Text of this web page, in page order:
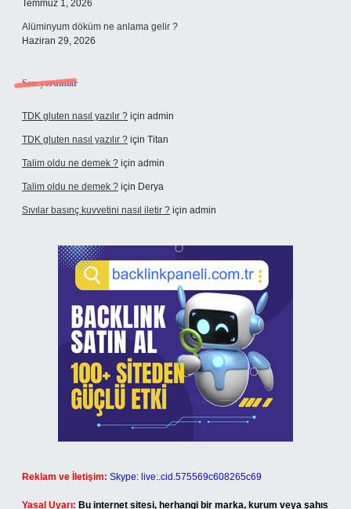
Temmuz 1, 2026
Alüminyum döküm ne anlama gelir ?
Haziran 29, 2026
Son yorumlar
TDK gluten nasıl yazılır ? için admin
TDK gluten nasıl yazılır ? için Titan
Talim oldu ne demek ? için admin
Talim oldu ne demek ? için Derya
Sıvılar basınç kuvvetini nasıl iletir ? için admin
Reklam ve İletişim: Skype: live:.cid.575569c608265c69
Yasal Uyarı: Bu internet sitesi, herhangi bir marka, kurum veya şahıs